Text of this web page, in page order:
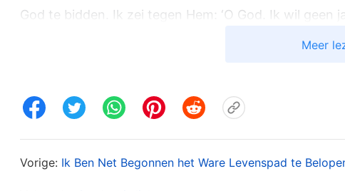
God te bidden. Ik zei tegen Hem: ‘O God. Ik wil
communicatie van deze zuster hoor, word ik
Later kwam zuster Liu van onze kerk me opzoeken.
en las ook een passage uit Gods woorden. “
acht wordt geslagen. Hierdoor vallen ze anderen
Meer
Vorige: Ik Ben Net Begonnen het Ware Levenspad te